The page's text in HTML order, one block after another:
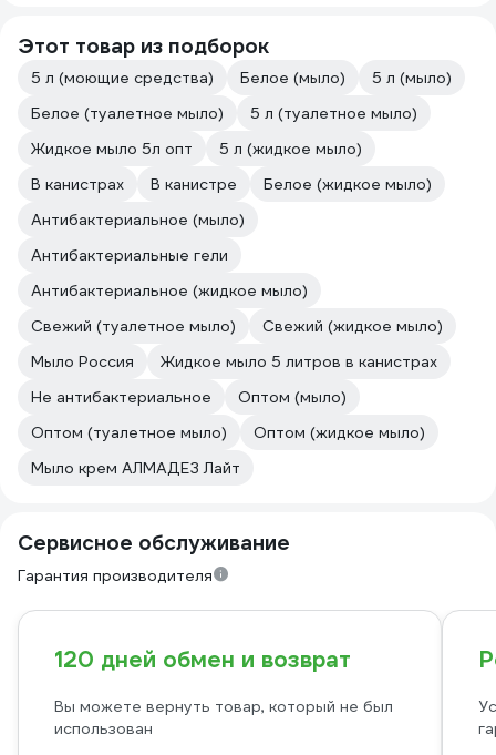
Этот товар из подборок
5 л (моющие средства) Белое (мыло)
5 л (мыло)
Белое (туалетное мыло)
5 л (туалетное мыло)
Жидкое мыло 5л опт
5 л (жидкое мыло)
В канистрах
В канистре
Белое (жидкое мыло)
Антибактериальное (мыло)
Антибактериальные гели
Антибактериальное (жидкое мыло)
Свежий (туалетное мыло)
Свежий (жидкое мыло)
Мыло Россия
Жидкое мыло 5 литров в канистрах
Не антибактериальное
Оптом (мыло)
Оптом (туалетное мыло)
Оптом (жидкое мыло)
Мыло крем АЛМАДЕЗ Лайт
Сервисное обслуживание
Гарантия производителя
120 дней обмен и возврат
Вы можете вернуть товар, который не был
использован